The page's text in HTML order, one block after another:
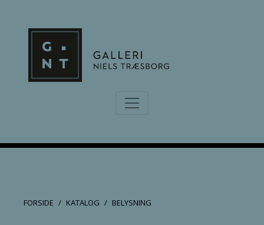
FORSIDE KATALOG BELYSNING